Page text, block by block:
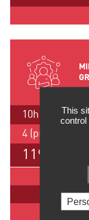
10h / 1.5 jours
4 (pm) et 5
1195 €
This
control